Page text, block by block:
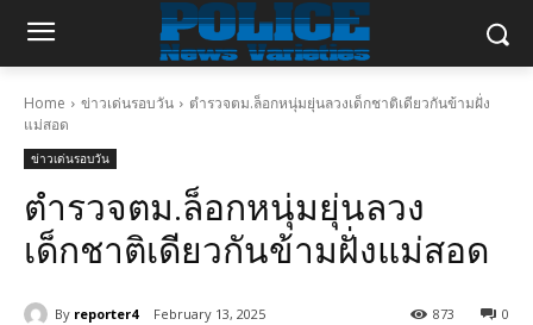
Home ข่าวเด่นรอบวัน
ตำรวจตม.ล็อกหนุ่มยุ่นลวงเด็กชาติเดียวกันข้ามฝั่ง
แม่สอด
ข่าวเด่นรอบวัน
ตำรวจตม.ล็อกหนุ่มยุ่นลวง
เด็กชาติเดียวกันข้ามฝั่งแม่สอด
By reporter4 February 13, 2025 0
873